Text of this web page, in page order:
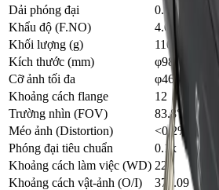
Dải phóng đại
0.001x-0.2x
Khẩu độ (F.NO)
4.0-22
Khối lượng (g)
1100
Kích thước (mm)
φ98×139.09
Cỡ ảnh tối đa
φ46
Khoảng cách flange
12
Trường nhìn (FOV)
83.8°(D)
Méo ảnh (Distortion)
<0.2%
Phóng đại tiêu chuẩn
0.1x
Khoảng cách làm việc (WD) 220
Khoảng cách vật-ảnh (O/I)
371.09